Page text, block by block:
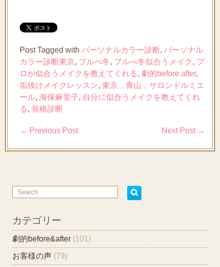
Post Tagged with パーソナルカラー診断, パーソナル
カラー診断東京, ブルべ冬, ブルべ冬似合うメイク , プ
ロが似合うメイクを教えてくれる, 劇的before after,
垢抜けメイクレッスン, 東京，青山，サロンドルミエ
ール, 海保麻里子, 自分に似合うメイクを教えてくれ
る, 骨格診断
← Previous Post Next Post →
カテゴリー
劇的before&after (101)
お客様の声 (79)